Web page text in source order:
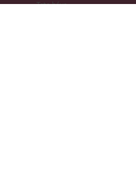
Teta káva